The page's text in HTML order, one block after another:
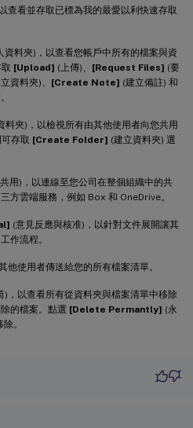
查看並存取已標為我的最愛以利快速存取
資料夾)，以查看您帳戶中所有的檔案與資
[Upload] (上傳)、 [Request Files] (要
資料夾)、 [Create Note] (建立備註) 和
料夾)，以檢視所有由其他使用者向您共用
存取 [Create Folder] (建立資料夾) 選
用)，以連線至您公司在整個組織中的共
方雲端服務，例如 Box 和 OneDrive。
(意見反應與核准)，以針對文件展開讓其
作流程。
他使用者傳送給您的所有檔案清單。
)，以查看所有從資料夾與檔案清單中移除
的檔案。點選 [Delete Permantly] (永
。